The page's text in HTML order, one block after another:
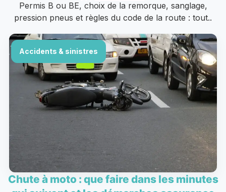
Permis B ou BE, choix de la remorque, sanglage,
pression pneus et règles du code de la route : tout..
Accidents & sinistres
Chute à moto : que faire dans les minutes